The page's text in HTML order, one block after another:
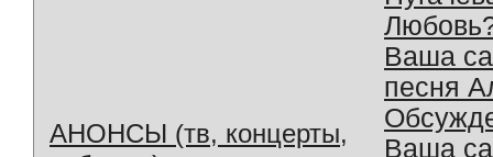
АНОНСЫ (тв, концерты,
Ваша
песня
Ваша